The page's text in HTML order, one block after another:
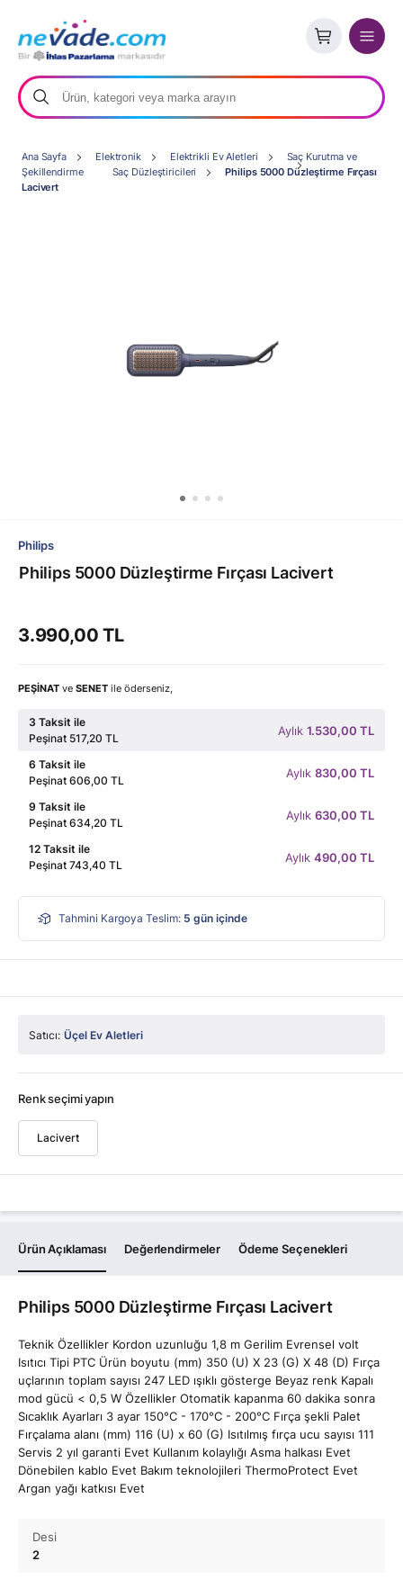
Ana Sayfa Elektronik Elektrikli Ev Aletleri
Saç Kurutma ve
Şekillendirme
Saç Düzleştiricileri
Philips 5000 Düzleştirme Fırçası
Lacivert
Philips
Philips 5000 Düzleştirme Fırçası Lacivert
3.990,00 TL
PEŞİNAT ve SENET ile öderseniz,
3 Taksit ile
Peşinat 517,20 TL
Aylık 1.530,00 TL
6 Taksit ile
Peşinat 606,00 TL
Aylık 830,00 TL
9 Taksit ile
Peşinat 634,20 TL
Aylık 630,00 TL
12 Taksit ile
Peşinat 743,40 TL
Aylık 490,00 TL
Tahmini Kargoya Teslim: 5 gün içinde
Satıcı: Üçel Ev Aletleri
Renk seçimi yapın
Lacivert
Ürün Açıklaması Değerlendirmeler Ödeme Seçenekleri
Philips 5000 Düzleştirme Fırçası Lacivert
Teknik Özellikler Kordon uzunluğu 1,8 m Gerilim Evrensel volt
Isıtıcı Tipi PTC Ürün boyutu (mm) 350 (U) X 23 (G) X 48 (D) Fırça
uçlarının toplam sayısı 247 LED ışıklı gösterge Beyaz renk Kapalı
mod gücü < 0,5 W Özellikler Otomatik kapanma 60 dakika sonra
Sıcaklık Ayarları 3 ayar 150°C - 170°C - 200°C Fırça şekli Palet
Fırçalama alanı (mm) 116 (U) x 60 (G) Isıtılmış fırça ucu sayısı 111
Servis 2 yıl garanti Evet Kullanım kolaylığı Asma halkası Evet
Dönebilen kablo Evet Bakım teknolojileri ThermoProtect Evet
Argan yağı katkısı Evet
Desi
2